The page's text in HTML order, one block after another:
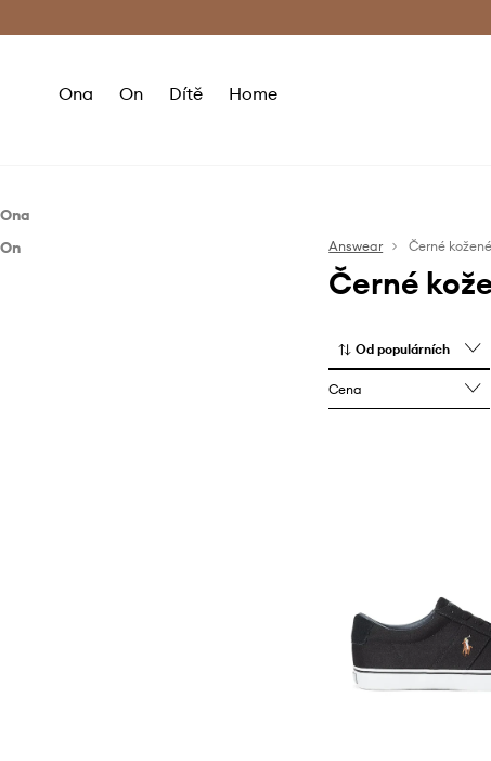
Doručení a
Ona On Dítě Home
Ona
On
Answear Černé
Černé
Od populárních
Cena